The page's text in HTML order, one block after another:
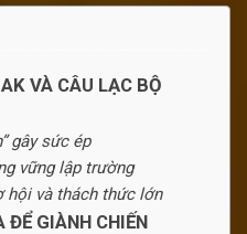
VÀ CÂU LẠC BỘ
gây sức ép
vững lập trường
hội và thách thức lớn
ĐỂ GIÀNH CHIẾN